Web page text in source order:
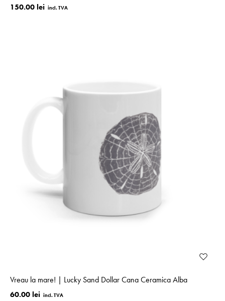
150.00 lei
Vreau la mare! | Lucky Sand Dollar Cana Ceramica Alba
60.00 lei